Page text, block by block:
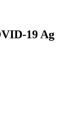
19 Ag